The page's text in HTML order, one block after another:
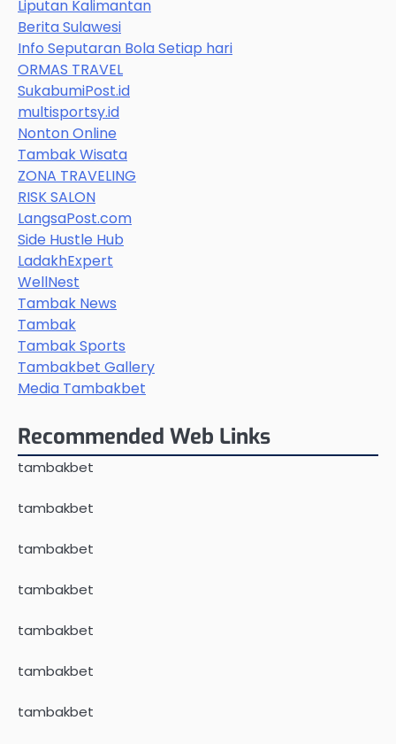
Liputan Kalimantan
Berita Sulawesi
Info Seputaran Bola Setiap hari
ORMAS TRAVEL
SukabumiPost.id
multisportsy.id
Nonton Online
Tambak Wisata
ZONA TRAVELING
RISK SALON
LangsaPost.com
Side Hustle Hub
LadakhExpert
WellNest
Tambak News
Tambak
Tambak Sports
Tambakbet Gallery
Media Tambakbet
Recommended Web Links
tambakbet
tambakbet
tambakbet
tambakbet
tambakbet
tambakbet
tambakbet